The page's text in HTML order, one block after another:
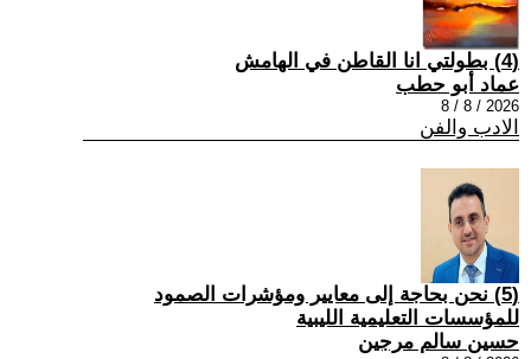
(4) بطولتي انا القاطن في الهامش
عماد أبو حطب
2026 / 8 / 8
الادب والفن
(5) نحن بحاجة إلى معايير ومؤشرات الصمود
للمؤسسات التعليمية الليبية
حسين سالم مرجين